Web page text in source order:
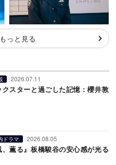
っと見る
2026.07.11
クスターと過ごした記憶：櫻井敦
ドラマ 2026.08.05
、薫る』板橋駿谷の安心感が光る